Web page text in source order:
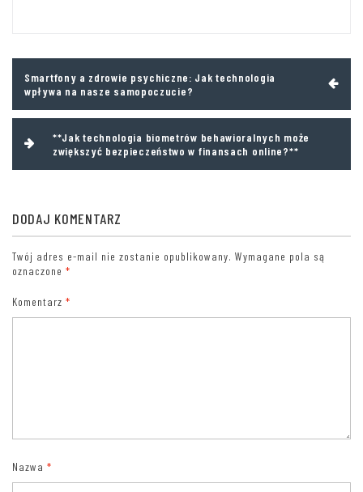
wpisu
Smartfony a zdrowie psychiczne: Jak technologia
wpływa na nasze samopoczucie?
**Jak technologia biometrów behawioralnych może
zwiększyć bezpieczeństwo w finansach online?**
DODAJ KOMENTARZ
Twój adres e-mail nie zostanie opublikowany. Wymagane pola są
oznaczone *
Komentarz *
Nazwa *